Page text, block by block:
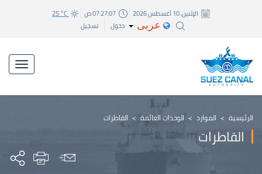
الإثنين, 10 أغسطس 2026 07:27:08 ص 25 °C
عربى دخول تسجيل
الرئيسية > الموارد > الوحدات العائمة > القاطرات
القاطرات